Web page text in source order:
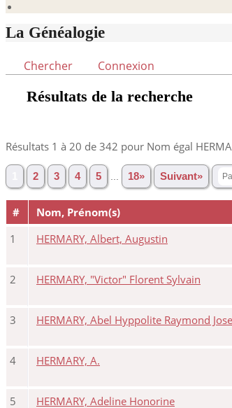
La Généalogie
Chercher Connexion
Résultats de la recherche
Résultats 1 à 20 de 342 pour Nom égal
2 3 4 5 18» Suivant»
# Nom, Prénom(s)
1
HERMARY, Albert, Augustin
2 HERMARY, "Victor" Florent Sylvain
3
HERMARY, Abel Hyppolite Raymond
4 HERMARY, A.
5
HERMARY, Adeline Honorine